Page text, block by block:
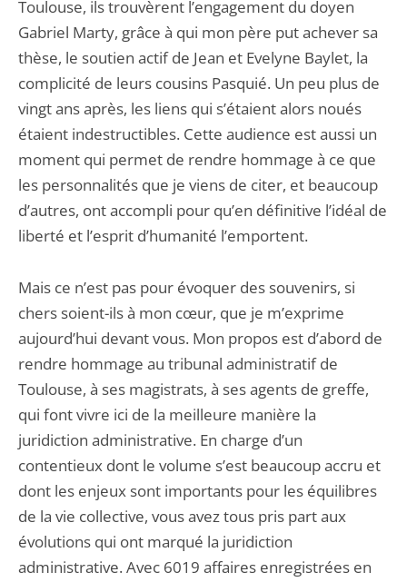
Toulouse, ils trouvèrent l’engagement du doyen
Gabriel Marty, grâce à qui mon père put achever sa
thèse, le soutien actif de Jean et Evelyne Baylet, la
complicité de leurs cousins Pasquié. Un peu plus de
vingt ans après, les liens qui s’étaient alors noués
étaient indestructibles. Cette audience est aussi un
moment qui permet de rendre hommage à ce que
les personnalités que je viens de citer, et beaucoup
d’autres, ont accompli pour qu’en définitive l’idéal de
liberté et l’esprit d’humanité l’emportent.
Mais ce n’est pas pour évoquer des souvenirs, si
chers soient-ils à mon cœur, que je m’exprime
aujourd’hui devant vous. Mon propos est d’abord de
rendre hommage au tribunal administratif de
Toulouse, à ses magistrats, à ses agents de greffe,
qui font vivre ici de la meilleure manière la
juridiction administrative. En charge d’un
contentieux dont le volume s’est beaucoup accru et
dont les enjeux sont importants pour les équilibres
de la vie collective, vous avez tous pris part aux
évolutions qui ont marqué la juridiction
administrative. Avec 6019 affaires enregistrées en